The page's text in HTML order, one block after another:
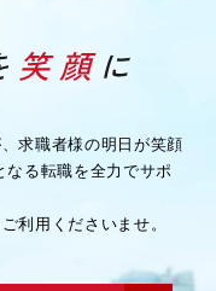
する業務を行う
求職者様の明日が笑顔
なる転職を全力でサポ
利用くださいませ。